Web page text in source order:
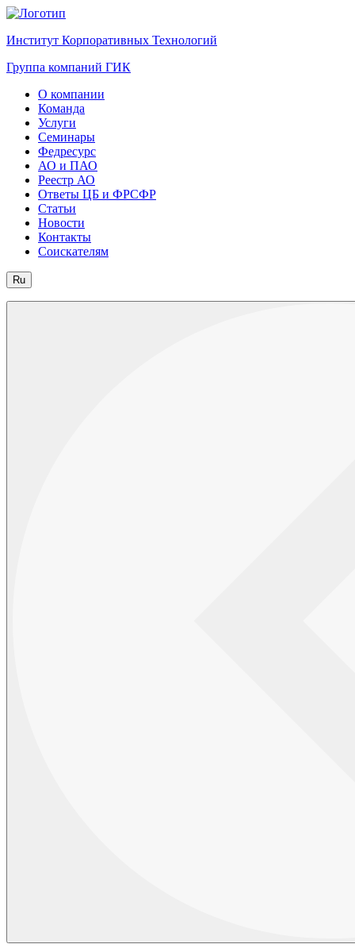
Институт Корпоративных Технологий
Группа компаний ГИК
О компании
Команда
Услуги
Семинары
Федресурс
АО и ПАО
Реестр АО
Ответы ЦБ и ФРСФР
Статьи
Новости
Контакты
Соискателям
Ru